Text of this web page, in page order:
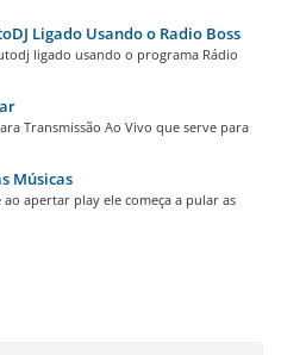
Ligado Usando o Radio Boss
ligado usando o programa Rádio
Transmissão Ao Vivo que serve para
Músicas
apertar play ele começa a pular as